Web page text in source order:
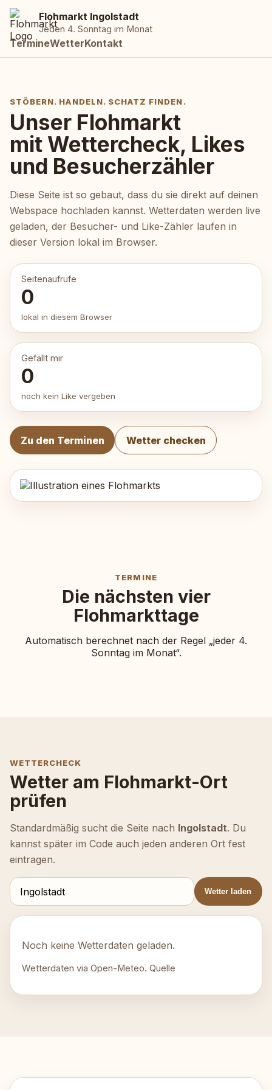
Flohmarkt Ingolstadt
Jeden 4. Sonntag im Monat
TermineWetterKontakt
STÖBERN. HANDELN. SCHATZ FINDEN.
Unser Flohmarkt
mit Wettercheck, Likes
und Besucherzähler
Diese Seite ist so gebaut, dass du sie direkt auf deinen
Webspace hochladen kannst. Wetterdaten werden live
geladen, der Besucher- und Like-Zähler laufen in
dieser Version lokal im Browser.
Seitenaufrufe
0
lokal in diesem Browser
Gefällt mir
0
noch kein Like vergeben
Zu den Terminen Wetter checken
TERMINE
Die nächsten vier
Flohmarkttage
Automatisch berechnet nach der Regel „jeder 4.
Sonntag im Monat“.
WETTERCHECK
Wetter am Flohmarkt-Ort
prüfen
Standardmäßig sucht die Seite nach Ingolstadt. Du
kannst später im Code auch jeden anderen Ort fest
eintragen.
Wetter laden
Noch keine Wetterdaten geladen.
Wetterdaten via Open-Meteo.Quelle